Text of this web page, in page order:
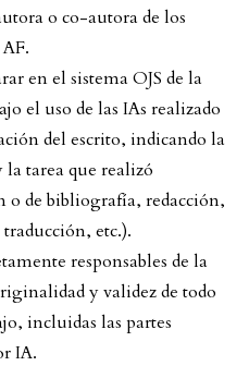
o co-autora de los
en el sistema OJS de la
el uso de las IAs realizado
del escrito, indicando la
tarea que realizó
o de bibliografía, redacción,
etc.).
responsables de la
y validez de todo
incluidas las partes
IA.